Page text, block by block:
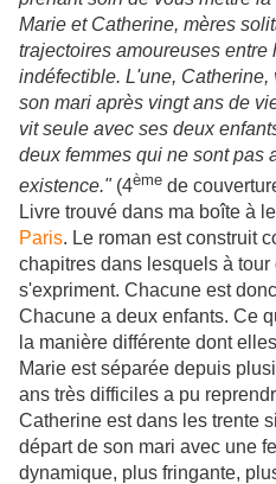
Marie et Catherine, mères
trajectoires amoureuses entre
indéfectible. L'une,
son mari après vingt ans de
vit seule avec ses deux
deux femmes qui ne sont pas
existence."(4ème de
Livre trouvé dans ma boîte à
Paris. Le roman est construit
chapitres dans lesquels à
s'expriment. Chacune est
Chacune a deux enfants. Ce
la manière différente dont
Marie est séparée depuis
ans très difficiles a pu
Catherine est dans les trente
départ de son mari avec une
dynamique, plus fringante,